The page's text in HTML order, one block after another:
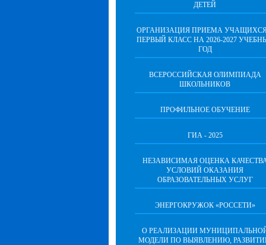
ДЕТЕЙ
ОРГАНИЗАЦИЯ ПРИЕМА
ПЕРВЫЙ КЛАСС НА 2026-2027
ГОД
ВСЕРОССИЙСКАЯ ОЛИМПИАДА
ШКОЛЬНИКОВ
ПРОФИЛЬНОЕ ОБУЧЕНИЕ
ГИА - 2025
НЕЗАВИСИМАЯ ОЦЕНКА
УСЛОВИЙ ОКАЗАНИЯ
ОБРАЗОВАТЕЛЬНЫХ УСЛУГ
ЭНЕРГОКРУЖОК «РОССЕТИ»
О РЕАЛИЗАЦИИ
МОДЕЛИ ПО ВЫЯВЛЕНИЮ,